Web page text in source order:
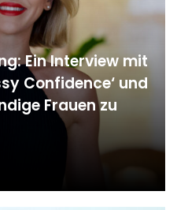
Ein Interview mit
Confidence‘ und
Frauen zu